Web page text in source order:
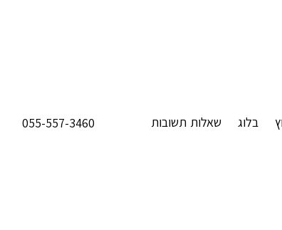
בלוג שאלות תשובות 055-557-3460